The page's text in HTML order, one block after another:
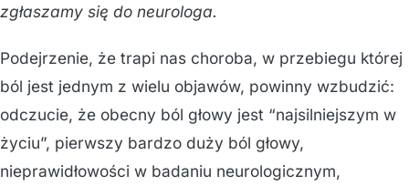
zgłaszamy się do neurologa.
Podejrzenie, że trapi nas choroba, w przebiegu której
ból jest jednym z wielu objawów, powinny wzbudzić:
odczucie, że obecny ból głowy jest “najsilniejszym w
życiu”, pierwszy bardzo duży ból głowy,
nieprawidłowości w badaniu neurologicznym,